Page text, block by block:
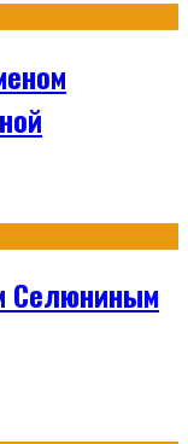
Селюниным